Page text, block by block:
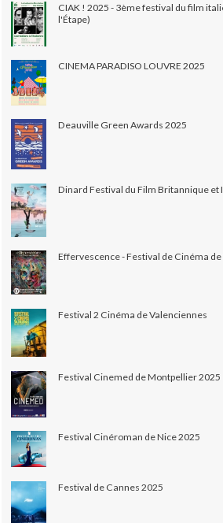
CIAK ! 2025 - 3ème festival du film
l'Étape)
CINEMA PARADISO LOUVRE 2025
Deauville Green Awards 2025
Dinard Festival du Film Britannique et
Effervescence - Festival de Cinéma
Festival 2 Cinéma de Valenciennes
Festival Cinemed de Montpellier 2025
Festival Cinéroman de Nice 2025
Festival de Cannes 2025